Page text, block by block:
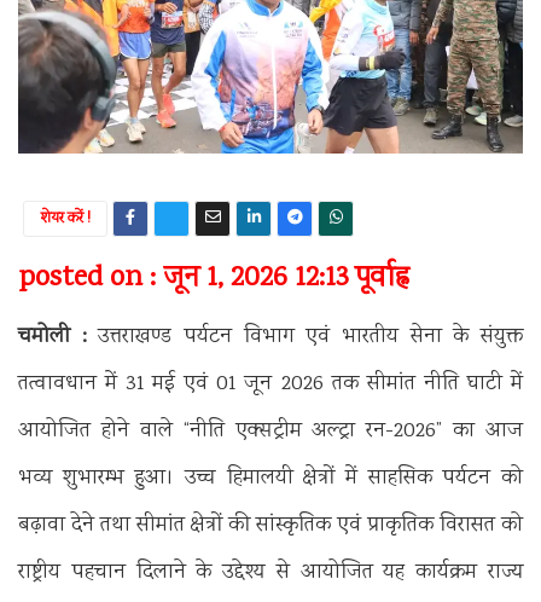
शेयर करें !
posted on : जून 1, 2026 12:13 पूर्वाह्न
चमोली :उत्तराखण्ड पर्यटन विभाग एवं भारतीय सेना के संयुक्त
तत्वावधान में 31 मई एवं 01 जून 2026 तक सीमांत नीति घाटी में
आयोजित होने वाले “नीति एक्सट्रीम अल्ट्रा रन-2026” का आज
भव्य शुभारम्भ हुआ। उच्च हिमालयी क्षेत्रों में साहसिक पर्यटन को
बढ़ावा देने तथा सीमांत क्षेत्रों की सांस्कृतिक एवं प्राकृतिक विरासत को
राष्ट्रीय पहचान दिलाने के उद्देश्य से आयोजित यह कार्यक्रम राज्य